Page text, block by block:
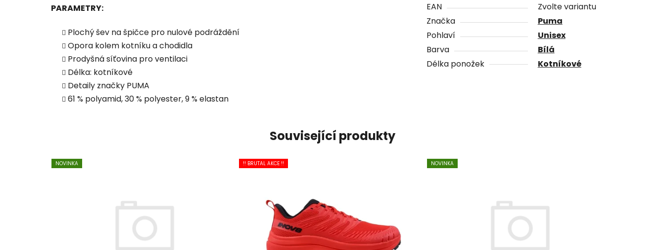
PARAMETRY:
Plochý šev na špičce pro nulové podráždění
Opora kolem kotníku a chodidla
Prodyšná síťovina pro ventilaci
Délka: kotníkové
Detaily značky PUMA
61 % polyamid, 30 % polyester, 9 % elastan
EAN
Zvolte variantu
Značka
Puma
Pohlaví
Unisex
Barva
Bílá
Délka ponožek
Kotníkové
Související produkty
NOVINKA !! BRUTAL AKCE !! NOVINKA